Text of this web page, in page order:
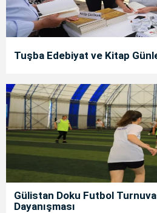
Tuşba Edebiyat ve Kitap
Gülistan Doku Futbol
Dayanışması